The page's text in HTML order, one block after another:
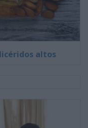
altos